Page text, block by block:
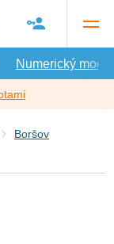
Numerický model
Boršov